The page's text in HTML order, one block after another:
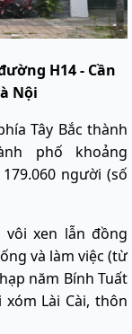
H14 - Cần
Nội
Tây Bắc thành
phố khoảng
người (số
xen lẫn đồng
và làm việc (từ
năm Bính Tuất
Lài Cài, thôn